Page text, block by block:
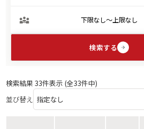
検索する
検索結果 33件表示 (全33件中)
並び替え